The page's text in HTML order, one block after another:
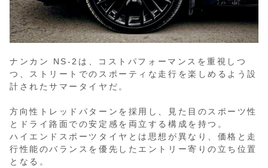
ナンカン NS-2は、コストパフォーマンスを重視しつ
つ、ストリートでのスポーティな走行を楽しめるよう設
計されたサマータイヤだ。
方向性トレッドパターンを採用し、見た目のスポーツ性
とドライ路面での安定感を両立する構成を持つ。
ハイエンドスポーツタイヤとは思想が異なり、価格と走
行性能のバランスを優先したエントリー寄りの立ち位置
となる。